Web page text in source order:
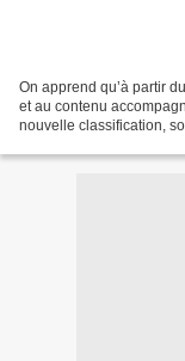
On apprend qu’à partir
et au contenu
nouvelle classification,